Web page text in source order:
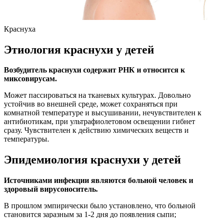
Краснуха
Этиология краснухи у детей
Возбудитель краснухи содержит РНК и относится к
миксовирусам.
Может пассироваться на тканевых культурах. Довольно
устойчив во внешней среде, может сохраняться при
комнатной температуре и высушивании, нечувствителен к
антибиотикам, при ультрафиолетовом освещении гибнет
сразу. Чувствителен к действию химических веществ и
температуры.
Эпидемиология краснухи у детей
Источниками инфекции являются больной человек и
здоровый вирусоноситель.
В прошлом эмпирически было установлено, что больной
становится заразным за 1-2 дня до появления сыпи;